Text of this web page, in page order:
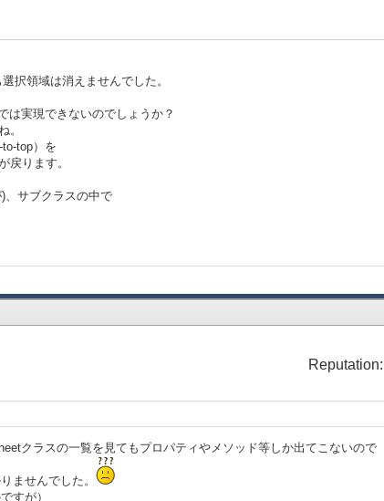
do
0m
択領域は消えませんでした。
は実現できないのでしょうか？
。
top）を
戻ります。
、サブクラスの中で
Reputation:
クラスの一覧を見てもプロパティやメソッド等しか出てこないので
ませんでした。
すが）